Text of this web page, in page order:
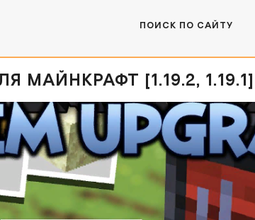
ПОИСК ПО САЙТУ
МАЙНКРАФТ [1.19.2, 1.19.1]